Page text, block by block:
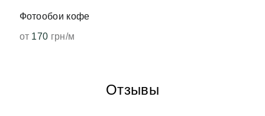
Фотообои кофе
от 170 грн/м
Отзывы